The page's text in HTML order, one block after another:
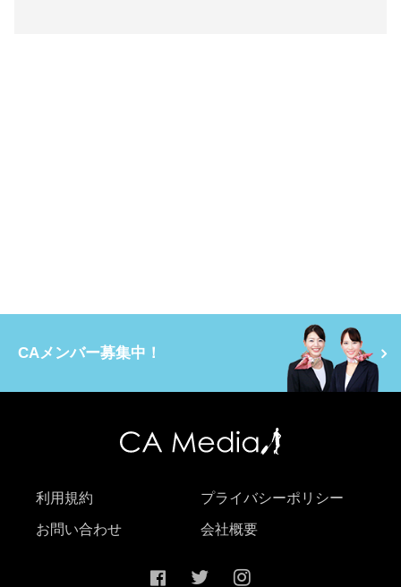
CAメンバー募集中！
利用規約 プライバシーポリシー
お問い合わせ 会社概要